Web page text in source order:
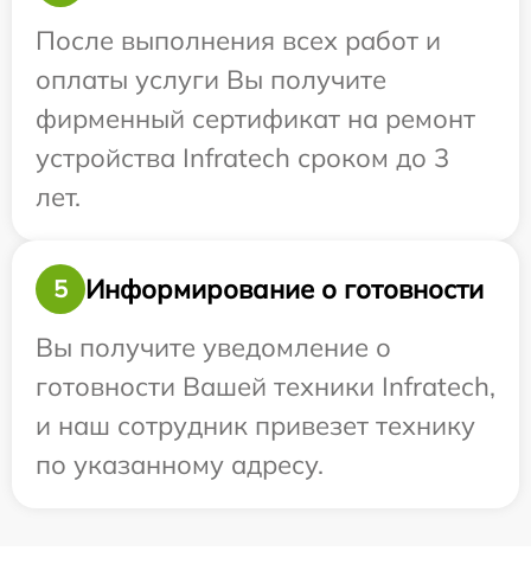
После выполнения всех работ и
оплаты услуги Вы получите
фирменный сертификат на ремонт
устройства Infratech сроком до 3
лет.
5
Информирование о готовности
Вы получите уведомление о
готовности Вашей техники Infratech,
и наш сотрудник привезет технику
по указанному адресу.